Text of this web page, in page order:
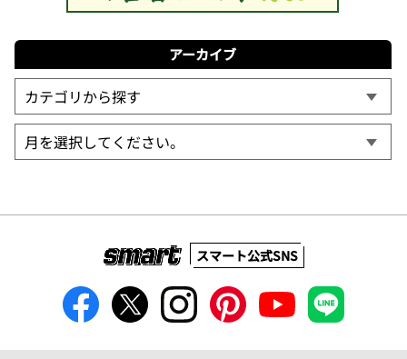
アーカイブ
スマート公式SNS